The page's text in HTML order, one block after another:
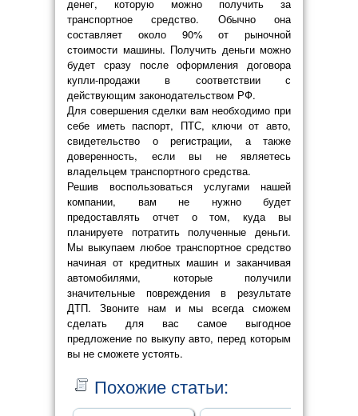
денег, которую можно получить за
транспортное средство. Обычно она
составляет около 90% от рыночной
стоимости машины. Получить деньги можно
будет сразу после оформления договора
купли-продажи в соответствии с
действующим законодательством РФ.
Для совершения сделки вам необходимо при
себе иметь паспорт, ПТС, ключи от авто,
свидетельство о регистрации, а также
доверенность, если вы не являетесь
владельцем транспортного средства.
Решив воспользоваться услугами нашей
компании, вам не нужно будет
предоставлять отчет о том, куда вы
планируете потратить полученные деньги.
Мы выкупаем любое транспортное средство
начиная от кредитных машин и заканчивая
автомобилями, которые получили
значительные повреждения в результате
ДТП. Звоните нам и мы всегда сможем
сделать для вас самое выгодное
предложение по выкупу авто, перед которым
вы не сможете устоять.
Похожие статьи: